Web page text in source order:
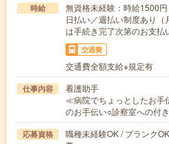
時給
無資格未経験：時給
日払い／週払い制度あり
は手続き完了次第のお支払
交通費
交通費全額支給※規定有
仕事内容
看護助手
≪病院でちょっとしたお手
のお手伝い○診察室への付
応募資格
職種未経験OK / ブランク